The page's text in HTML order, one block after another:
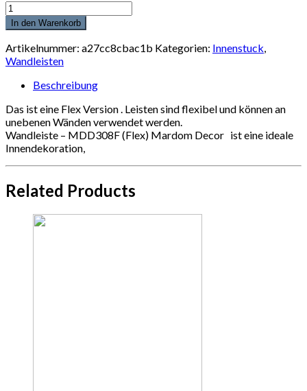
Anzahl
In den Warenkorb
Artikelnummer: a27cc8cbac1b Kategorien: Innenstuck,
Wandleisten
Beschreibung
Das ist eine Flex Version . Leisten sind flexibel und können an
unebenen Wänden verwendet werden.
Wandleiste – MDD308F (Flex) Mardom Decor ist eine ideale
Innendekoration,
Related Products